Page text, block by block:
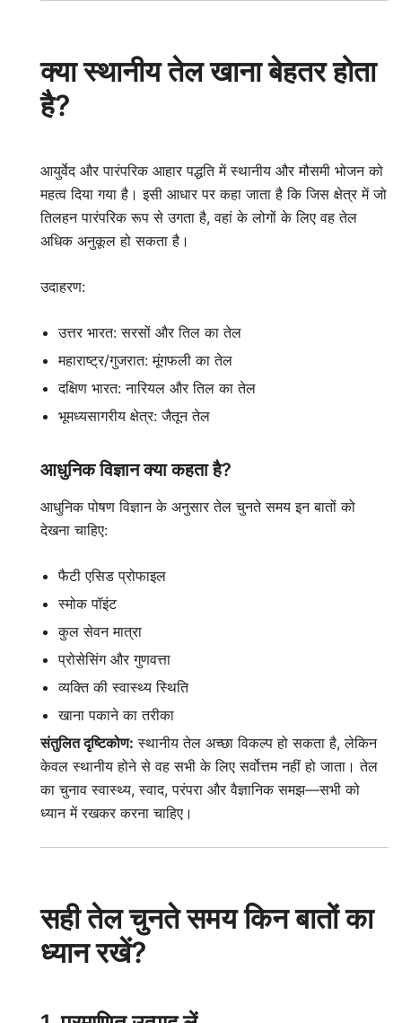
क्या स्थानीय तेल खाना बेहतर होता
है?
आयुर्वेद और पारंपरिक आहार पद्धति में स्थानीय और मौसमी भोजन को
महत्व दिया गया है। इसी आधार पर कहा जाता है कि जिस क्षेत्र में जो
तिलहन पारंपरिक रूप से उगता है, वहां के लोगों के लिए वह तेल
अधिक अनुकूल हो सकता है।
उदाहरण:
उत्तर भारत: सरसों और तिल का तेल
महाराष्ट्र/गुजरात: मूंगफली का तेल
दक्षिण भारत: नारियल और तिल का तेल
भूमध्यसागरीय क्षेत्र: जैतून तेल
आधुनिक विज्ञान क्या कहता है?
आधुनिक पोषण विज्ञान के अनुसार तेल चुनते समय इन बातों को
देखना चाहिए:
फैटी एसिड प्रोफाइल
स्मोक पॉइंट
कुल सेवन मात्रा
प्रोसेसिंग और गुणवत्ता
व्यक्ति की स्वास्थ्य स्थिति
खाना पकाने का तरीका
संतुलित दृष्टिकोण: स्थानीय तेल अच्छा विकल्प हो सकता है, लेकिन
केवल स्थानीय होने से वह सभी के लिए सर्वोत्तम नहीं हो जाता। तेल
का चुनाव स्वास्थ्य, स्वाद, परंपरा और वैज्ञानिक समझ—सभी को
ध्यान में रखकर करना चाहिए।
सही तेल चुनते समय किन बातों का
ध्यान रखें?